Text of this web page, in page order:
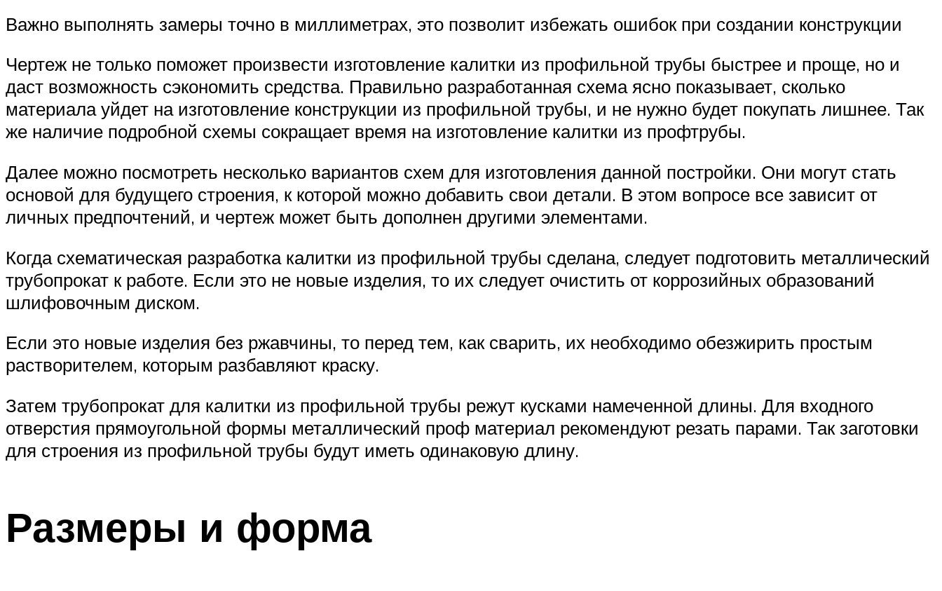
Важно выполнять замеры точно в миллиметрах, это позволит избежать ошибок при создании конструкции
Чертеж не только поможет произвести изготовление калитки из профильной трубы быстрее и проще, но и
даст возможность сэкономить средства. Правильно разработанная схема ясно показывает, сколько
материала уйдет на изготовление конструкции из профильной трубы, и не нужно будет покупать лишнее. Так
же наличие подробной схемы сокращает время на изготовление калитки из профтрубы.
Далее можно посмотреть несколько вариантов схем для изготовления данной постройки. Они могут стать
основой для будущего строения, к которой можно добавить свои детали. В этом вопросе все зависит от
личных предпочтений, и чертеж может быть дополнен другими элементами.
Когда схематическая разработка калитки из профильной трубы сделана, следует подготовить металлический
трубопрокат к работе. Если это не новые изделия, то их следует очистить от коррозийных образований
шлифовочным диском.
Если это новые изделия без ржавчины, то перед тем, как сварить, их необходимо обезжирить простым
растворителем, которым разбавляют краску.
Затем трубопрокат для калитки из профильной трубы режут кусками намеченной длины. Для входного
отверстия прямоугольной формы металлический проф материал рекомендуют резать парами. Так заготовки
для строения из профильной трубы будут иметь одинаковую длину.
Размеры и форма